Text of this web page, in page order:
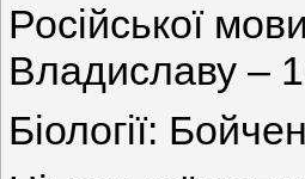
Російської
Владиславу –
Біології: